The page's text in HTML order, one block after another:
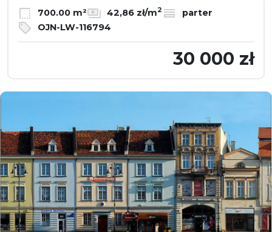
700.00 m² 42,86 zł/m2
parter
OJN-LW-116794
30 000 zł